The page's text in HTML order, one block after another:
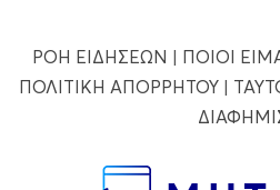
ΡΟΗ ΕΙΔΗΣΕΩΝ | ΠΟΙΟΙ
ΠΟΛΙΤΙΚΗ ΑΠΟΡΡΗΤΟΥ|